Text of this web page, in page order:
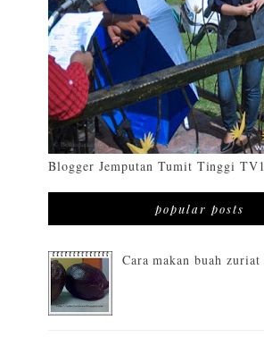
Blogger Jemputan Tumit Tinggi TV1
popular posts
Cara makan buah zuriat